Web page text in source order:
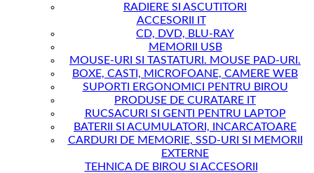
RADIERE SI ASCUTITORI
ACCESORII IT
CD, DVD, BLU-RAY
MEMORII USB
MOUSE-URI SI TASTATURI. MOUSE PAD-URI.
BOXE, CASTI, MICROFOANE, CAMERE WEB
SUPORTI ERGONOMICI PENTRU BIROU
PRODUSE DE CURATARE IT
RUCSACURI SI GENTI PENTRU LAPTOP
BATERII SI ACUMULATORI, INCARCATOARE
CARDURI DE MEMORIE, SSD-URI SI MEMORII
EXTERNE
TEHNICA DE BIROU SI ACCESORII